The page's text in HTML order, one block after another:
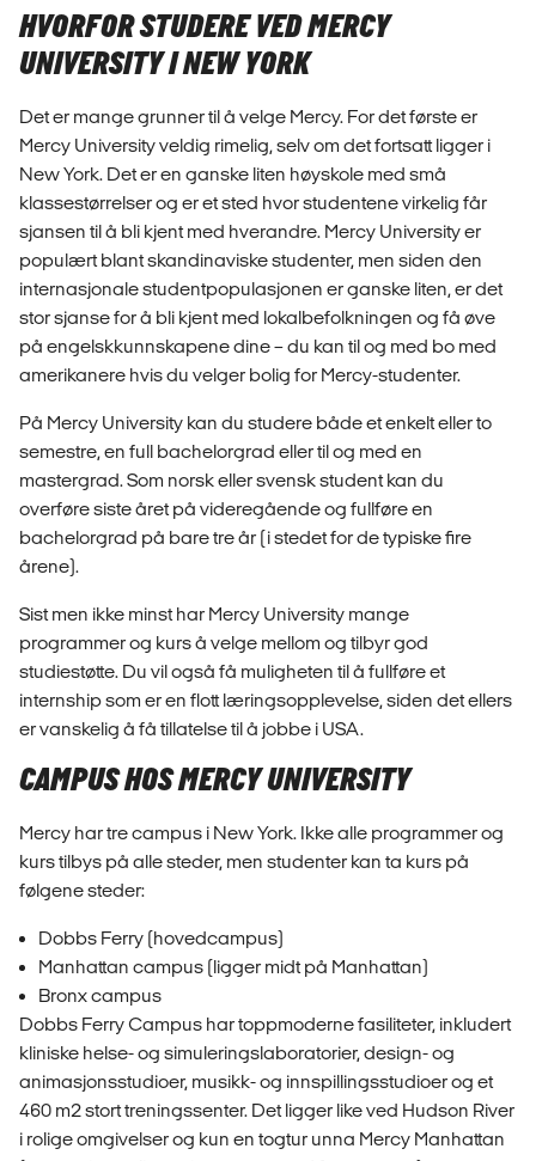
HVORFOR STUDERE VED MERCY
UNIVERSITY I NEW YORK
Det er mange grunner til å velge Mercy. For det første er
Mercy University veldig rimelig, selv om det fortsatt ligger i
New York. Det er en ganske liten høyskole med små
klassestørrelser og er et sted hvor studentene virkelig får
sjansen til å bli kjent med hverandre. Mercy University er
populært blant skandinaviske studenter, men siden den
internasjonale studentpopulasjonen er ganske liten, er det
stor sjanse for å bli kjent med lokalbefolkningen og få øve
på engelskkunnskapene dine – du kan til og med bo med
amerikanere hvis du velger bolig for Mercy-studenter.
På Mercy University kan du studere både et enkelt eller to
semestre, en full bachelorgrad eller til og med en
mastergrad. Som norsk eller svensk student kan du
overføre siste året på videregående og fullføre en
bachelorgrad på bare tre år (i stedet for de typiske fire
årene).
Sist men ikke minst har Mercy University mange
programmer og kurs å velge mellom og tilbyr god
studiestøtte. Du vil også få muligheten til å fullføre et
internship som er en flott læringsopplevelse, siden det ellers
er vanskelig å få tillatelse til å jobbe i USA.
CAMPUS HOS MERCY UNIVERSITY
Mercy har tre campus i New York. Ikke alle programmer og
kurs tilbys på alle steder, men studenter kan ta kurs på
følgene steder:
Dobbs Ferry (hovedcampus)
Manhattan campus (ligger midt på Manhattan)
Bronx campus
Dobbs Ferry Campus har toppmoderne fasiliteter, inkludert
kliniske helse- og simuleringslaboratorier, design- og
animasjonsstudioer, musikk- og innspillingsstudioer og et
460 m2 stort treningssenter. Det ligger like ved Hudson River
i rolige omgivelser og kun en togtur unna Mercy Manhattan